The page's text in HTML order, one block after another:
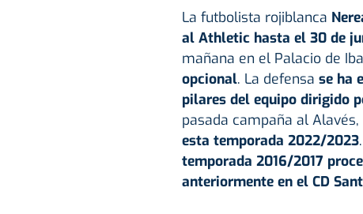
La futbolista rojiblanca
al Athletic hasta el 30 de
mañana en el Palacio de
opcional. La defensa se ha
pilares del equipo dirigido
pasada campaña al Alavés,
esta temporada 2022/2023
temporada 2016/2017
anteriormente en el CD